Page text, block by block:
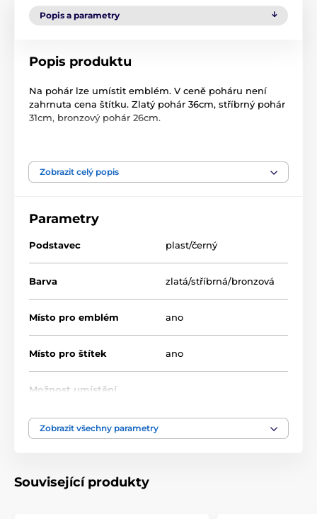
Popis a parametry
Popis produktu
Na pohár lze umístit emblém. V ceně poháru není
zahrnuta cena štítku. Zlatý pohár 36cm, stříbrný pohár
31cm, bronzový pohár 26cm.
Produkt je zařazen v kategoriích
Poháry "EKONOMY"
Zobrazit celý popis
Parametry
Podstavec plast/černý
Barva zlatá/stříbrná/bronzová
Místo pro emblém ano
Místo pro štítek ano
Možnost umístění
Výška cm 26-31-36
Motiv
Zobrazit všechny parametry
Související produkty